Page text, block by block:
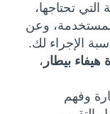
تحتاجها،
وعن
الإجراء لك.
هيفاء بيطار ،
وفهم